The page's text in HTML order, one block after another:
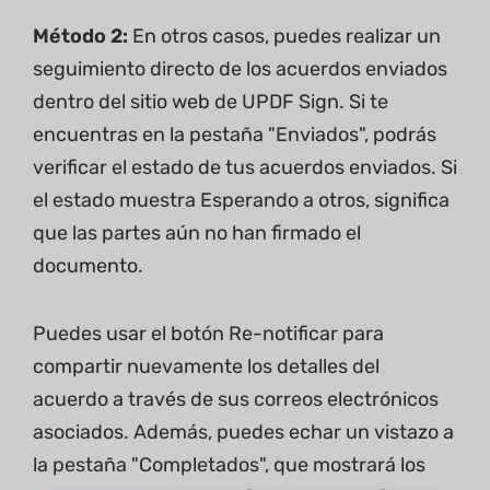
Método 2: En otros casos, puedes realizar un
seguimiento directo de los acuerdos enviados
dentro del sitio web de UPDF Sign. Si te
encuentras en la pestaña "Enviados", podrás
verificar el estado de tus acuerdos enviados. Si
el estado muestra Esperando a otros, significa
que las partes aún no han firmado el
documento.
Puedes usar el botón Re-notificar para
compartir nuevamente los detalles del
acuerdo a través de sus correos electrónicos
asociados. Además, puedes echar un vistazo a
la pestaña "Completados", que mostrará los